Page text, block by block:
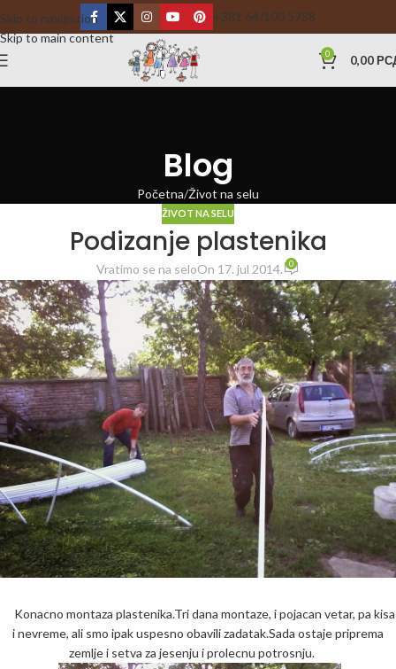
Skip to navigation
Skip to main content
+381 64/100 5758
0 0,00
Blog
Početna Život na selu
ŽIVOT NA SELU
Podizanje plastenika
Vratimo se na seloOn 17. jul 2014. 0
Konacno montaza plastenika.Tri dana montaze, i pojacan vetar, pa kisa
i nevreme, ali smo ipak uspesno obavili zadatak.Sada ostaje priprema
zemlje i setva za jesenju i prolecnu potrosnju.